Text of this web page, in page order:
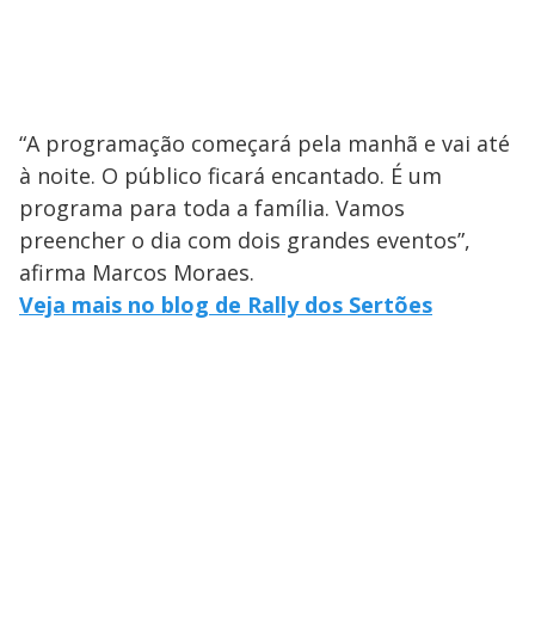
“A programação começará pela manhã e vai até
à noite. O público ficará encantado. É um
programa para toda a família. Vamos
preencher o dia com dois grandes eventos”,
afirma Marcos Moraes.
Veja mais no blog de Rally dos Sertões